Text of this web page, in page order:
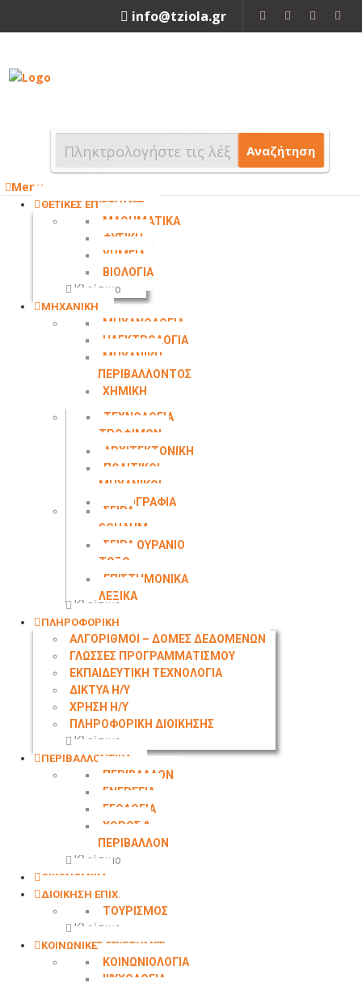
info@tziola.gr
Αναζήτηση
Menu
ΘΕΤΙΚΕΣ ΕΠΙΣΤΗΜΕΣ
ΜΑΘΗΜΑΤΙΚΑ
ΦΥΣΙΚΗ
ΧΗΜΕΙΑ
ΒΙΟΛΟΓΙΑ
Κλείσιμο
ΜΗΧΑΝΙΚΗ
ΜΗΧΑΝΟΛΟΓΙΑ
ΗΛΕΚΤΡΟΛΟΓΙΑ
ΜΗΧΑΝΙΚΗ
ΠΕΡΙΒΑΛΛΟΝΤΟΣ
ΧΗΜΙΚΗ
ΤΕΧΝΟΛΟΓΙΑ
ΤΡΟΦΙΜΩΝ
ΑΡΧΙΤΕΚΤΟΝΙΚΗ
ΠΟΛΙΤΙΚΟΙ
ΜΗΧΑΝΙΚΟΙ
ΤΟΠΟΓΡΑΦΙΑ
ΣΕΙΡΑ
SCHAUM
ΣΕΙΡΑ ΟΥΡΑΝΙΟ
ΤΟΞΟ
ΕΠΙΣΤΗΜΟΝΙΚΑ
ΛΕΞΙΚΑ
Κλείσιμο
ΠΛΗΡΟΦΟΡΙΚΗ
ΑΛΓΟΡΙΘΜΟΙ – ΔΟΜΕΣ ΔΕΔΟΜΕΝΩΝ
ΓΛΩΣΣΕΣ ΠΡΟΓΡΑΜΜΑΤΙΣΜΟΥ
ΕΚΠΑΙΔΕΥΤΙΚΗ ΤΕΧΝΟΛΟΓΙΑ
ΔΙΚΤΥΑ Η/Υ
ΧΡΗΣΗ Η/Υ
ΠΛΗΡΟΦΟΡΙΚΗ ΔΙΟΙΚΗΣΗΣ
Κλείσιμο
ΠΕΡΙΒΑΛΛΟΝΤΙΚΑ
ΠΕΡΙΒΑΛΛΟΝ
ΕΝΕΡΓΕΙΑ
ΓΕΩΛΟΓΙΑ
ΧΩΡΟΣ &
ΠΕΡΙΒΑΛΛΟΝ
Κλείσιμο
ΟΙΚΟΝΟΜΙΚΑ
ΔΙΟΙΚΗΣΗ ΕΠΙΧ.
ΤΟΥΡΙΣΜΟΣ
Κλείσιμο
ΚΟΙΝΩΝΙΚΕΣ ΕΠΙΣΤΗΜΕΣ
ΚΟΙΝΩΝΙΟΛΟΓΙΑ
ΨΥΧΟΛΟΓΙΑ